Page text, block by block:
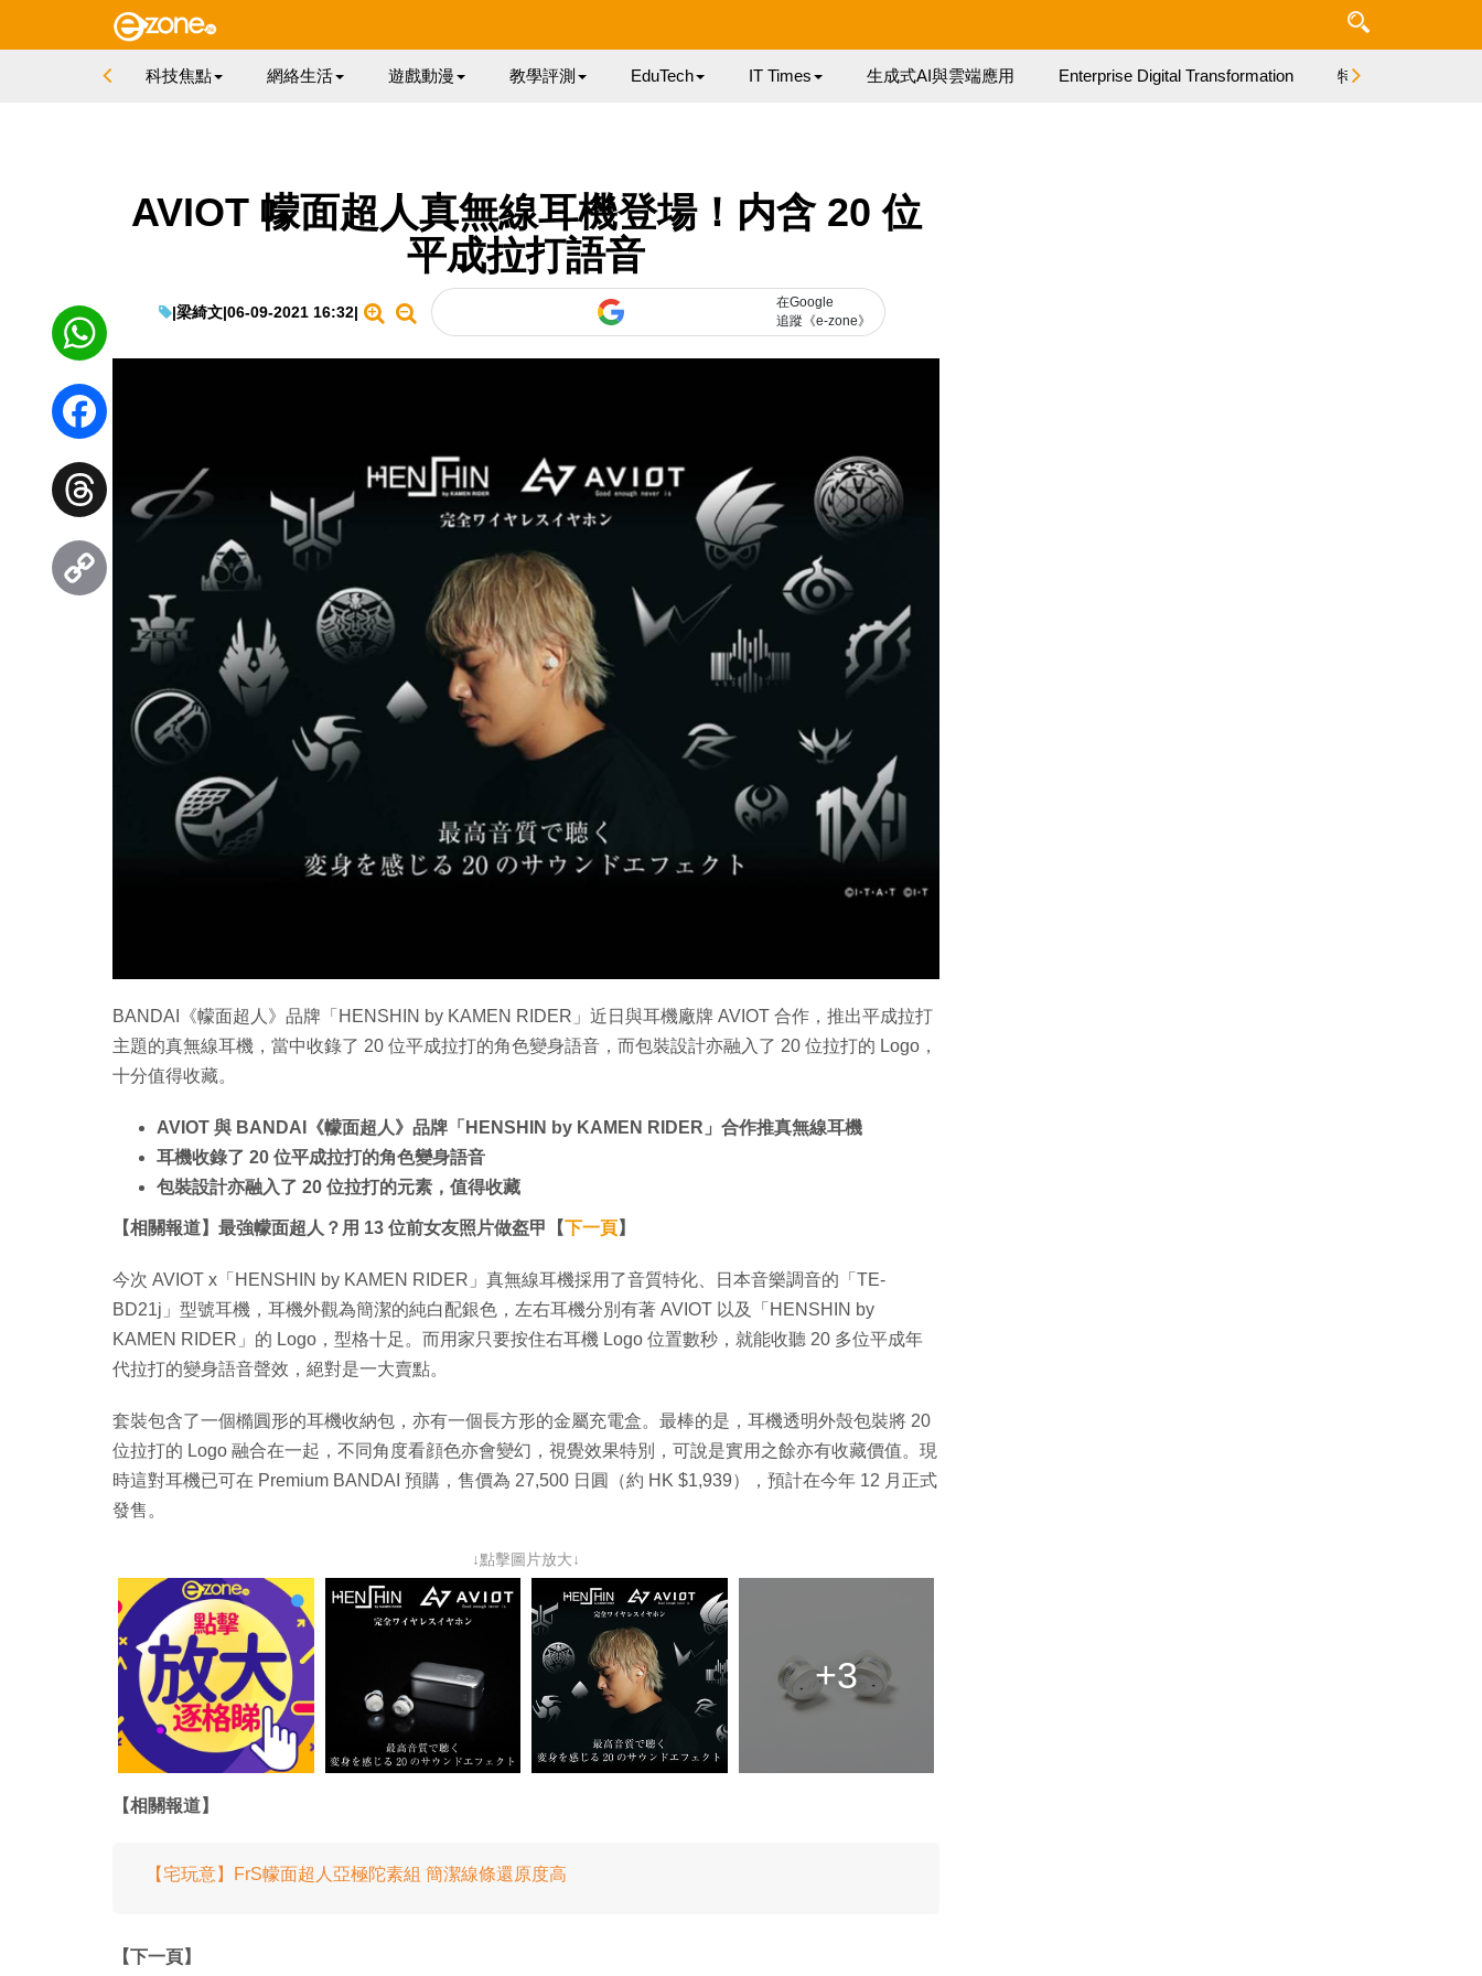
科技焦點 網絡生活 遊戲動漫 教學評測 EduTech IT Times 生成式AI與雲端應用 Enterprise Digital Transformation 特集
AVIOT 幪面超人真無線耳機登場！内含 20 位
平成拉打語音
|梁綺文|06-09-2021 16:32|
在Google
追蹤《e-zone》
BANDAI《幪面超人》品牌「HENSHIN by KAMEN RIDER」近日與耳機廠牌 AVIOT 合作，推出平成拉打
主題的真無線耳機，當中收錄了 20 位平成拉打的角色變身語音，而包裝設計亦融入了 20 位拉打的 Logo，
十分值得收藏。
AVIOT 與 BANDAI《幪面超人》品牌「HENSHIN by KAMEN RIDER」合作推真無線耳機
耳機收錄了 20 位平成拉打的角色變身語音
包裝設計亦融入了 20 位拉打的元素，值得收藏
【相關報道】最強幪面超人？用 13 位前女友照片做盔甲【下一頁】
今次 AVIOT x「HENSHIN by KAMEN RIDER」真無線耳機採用了音質特化、日本音樂調音的「TE-
BD21j」型號耳機，耳機外觀為簡潔的純白配銀色，左右耳機分別有著 AVIOT 以及「HENSHIN by
KAMEN RIDER」的 Logo，型格十足。而用家只要按住右耳機 Logo 位置數秒，就能收聽 20 多位平成年
代拉打的變身語音聲效，絕對是一大賣點。
套裝包含了一個橢圓形的耳機收納包，亦有一個長方形的金屬充電盒。最棒的是，耳機透明外殼包裝將 20
位拉打的 Logo 融合在一起，不同角度看顔色亦會變幻，視覺效果特別，可說是實用之餘亦有收藏價值。現
時這對耳機已可在 Premium BANDAI 預購，售價為 27,500 日圓（約 HK $1,939），預計在今年 12 月正式
發售。
↓點擊圖片放大↓
+3
【相關報道】
【宅玩意】FrS幪面超人亞極陀素組 簡潔線條還原度高
【下一頁】
WhatsApp
Facebook
Threads